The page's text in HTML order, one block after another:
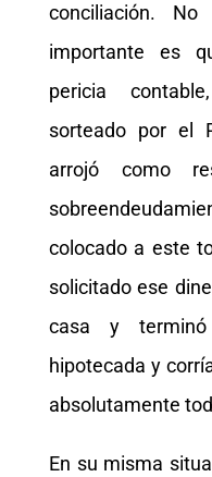
conciliación.
importante es
pericia
sorteado por el
arrojó como
colocado a este
solicitado ese
casa y
hipotecada y
absolutamente
En su misma